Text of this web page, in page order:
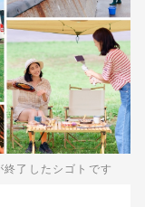
終了したシゴトです